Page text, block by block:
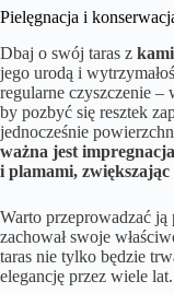
Pielęgnacja i
Dbaj o swój taras z
jego urodą i
regularne czyszczenie –
by pozbyć się resztek
jednocześnie
ważna jest
i plamami,
Warto przeprowadzać ją
zachował swoje
taras nie tylko będzie
elegancję przez wiele lat.